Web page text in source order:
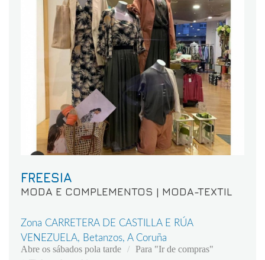
FREESIA
MODA E COMPLEMENTOS | MODA-TEXTIL
Zona CARRETERA DE CASTILLA E RÚA
VENEZUELA, Betanzos, A Coruña
Abre os sábados pola tarde
Para "Ir de compras"